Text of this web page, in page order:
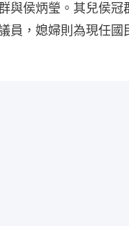
與侯炳瑩。其兒侯冠
員，媳婦則為現任國